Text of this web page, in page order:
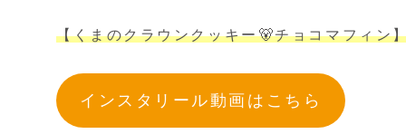
【くまのクラウンクッキー🐻チョコマフィン
インスタリール動画はこちら